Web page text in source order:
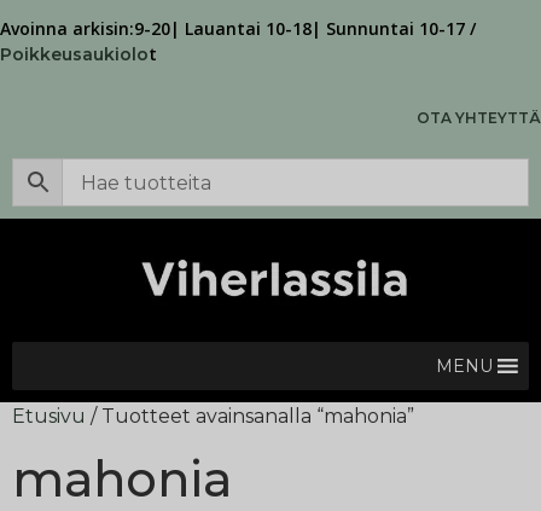
Avoinna arkisin:9-20| Lauantai 10-18| Sunnuntai 10-17 /
Poikkeusaukiolot
OTA YHTEYTTÄ
MENU
Etusivu / Tuotteet avainsanalla “mahonia”
mahonia